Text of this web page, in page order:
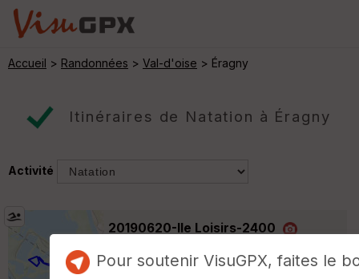
Accueil > Randonnées > Val-d'oise > Éragny
Itinéraires de Natation à Éragny
Activité
20190620-Ile Loisirs-2400
Natation 3 km
Pour soutenir VisuGPX, faites le